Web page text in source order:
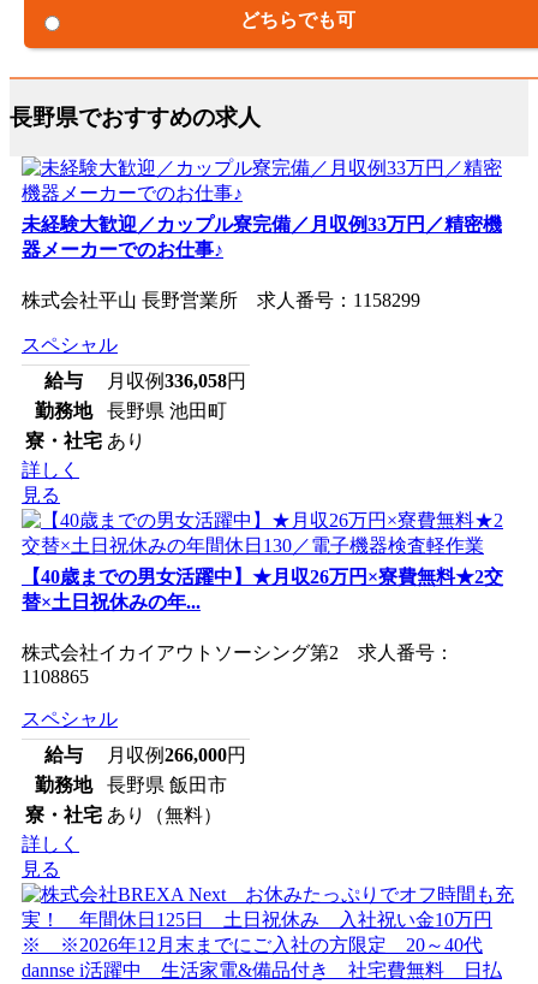
どちらでも可
長野県でおすすめの求人
未経験大歓迎／カップル寮完備／月収例33万円／精密機
器メーカーでのお仕事♪
株式会社平山 長野営業所 求人番号：1158299
スペシャル
給与
月収例336,058円
勤務地
長野県 池田町
寮・社宅 あり
詳しく
見る
【40歳までの男女活躍中】★月収26万円×寮費無料★2交
替×土日祝休みの年...
株式会社イカイアウトソーシング第2 求人番号：
1108865
スペシャル
給与
月収例266,000円
勤務地
長野県 飯田市
寮・社宅 あり（無料）
詳しく
見る